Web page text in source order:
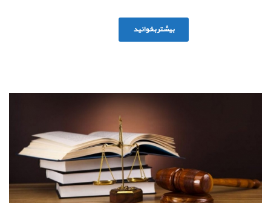
بیشتر بخوانید